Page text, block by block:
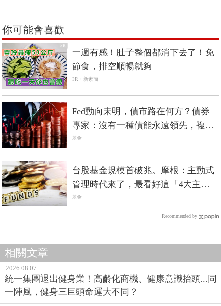
你可能會喜歡
PR
一週有感！肚子整個都消下去了！免
節食，排空順暢就夠
PR・新素簡
Fed動向未明，債市路在何方？債券
專家：沒有一種債能永遠領先，複合
債更穩！
基金
台股基金規模首破兆。摩根：主動式
管理時代來了，最看好這「4大主
軸」
基金
Recommended by
相關文章
2026.08.07
統一集團退出健身業！高齡化商機、健康意識抬頭...同
一陣風，健身三巨頭命運大不同？